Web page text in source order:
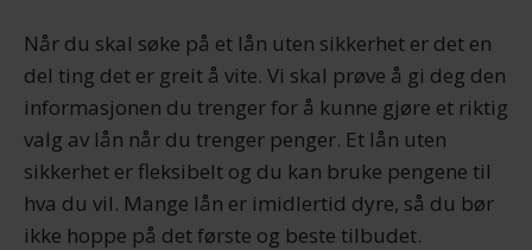
Når du skal søke på et lån uten sikkerhet er det en
del ting det er greit å vite. Vi skal prøve å gi deg den
informasjonen du trenger for å kunne gjøre et riktig
valg av lån når du trenger penger. Et lån uten
sikkerhet er fleksibelt og du kan bruke pengene til
hva du vil. Mange lån er imidlertid dyre, så du bør
ikke hoppe på det første og beste tilbudet.